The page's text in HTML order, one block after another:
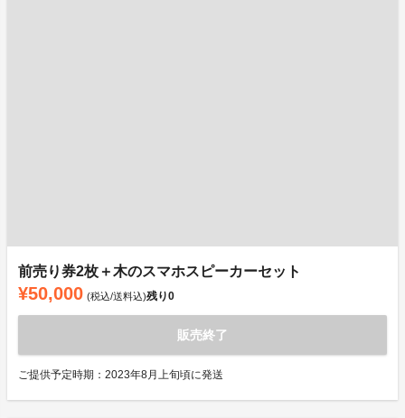
前売り券2枚＋木のスマホスピーカーセット
¥50,000 (税込/送料込)残り0
販売終了
ご提供予定時期：2023年8月上旬頃に発送